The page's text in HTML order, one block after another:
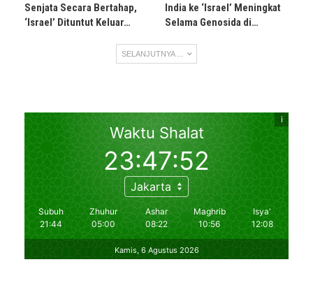
Senjata Secara Bertahap,
‘Israel’ Dituntut Keluar…
India ke ‘Israel’ Meningkat
Selama Genosida di…
SELANJUTNYA ...